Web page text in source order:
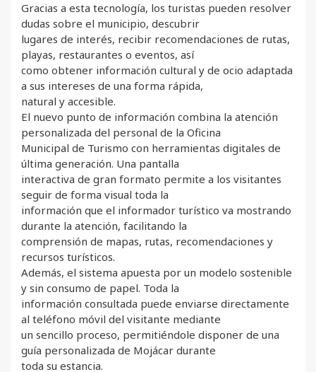
Gracias a esta tecnología, los turistas pueden resolver
dudas sobre el municipio, descubrir
lugares de interés, recibir recomendaciones de rutas,
playas, restaurantes o eventos, así
como obtener información cultural y de ocio adaptada
a sus intereses de una forma rápida,
natural y accesible.
El nuevo punto de información combina la atención
personalizada del personal de la Oficina
Municipal de Turismo con herramientas digitales de
última generación. Una pantalla
interactiva de gran formato permite a los visitantes
seguir de forma visual toda la
información que el informador turístico va mostrando
durante la atención, facilitando la
comprensión de mapas, rutas, recomendaciones y
recursos turísticos.
Además, el sistema apuesta por un modelo sostenible
y sin consumo de papel. Toda la
información consultada puede enviarse directamente
al teléfono móvil del visitante mediante
un sencillo proceso, permitiéndole disponer de una
guía personalizada de Mojácar durante
toda su estancia.